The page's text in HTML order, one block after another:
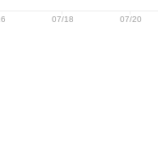
07/18 07/20